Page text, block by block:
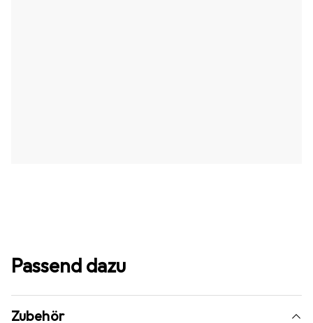
Passend dazu
Zubehör